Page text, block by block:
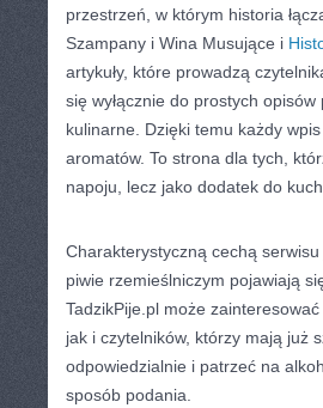
przestrzeń, w którym historia
Szampany i Wina Musujące i
artykuły, które prowadzą
się wyłącznie do prostych
kulinarne. Dzięki temu każdy
aromatów. To strona dla tych,
napoju, lecz jako dodatek do
Charakterystyczną cechą
piwie rzemieślniczym pojawiają
TadzikPije.pl może
jak i czytelników, którzy mają już
odpowiedzialnie i patrzeć na
sposób podania.